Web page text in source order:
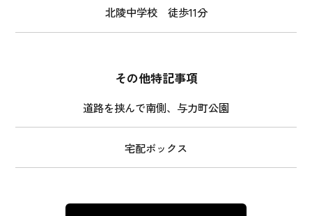
北陵中学校 徒歩11分
その他特記事項
道路を挟んで南側、与力町公園
宅配ボックス